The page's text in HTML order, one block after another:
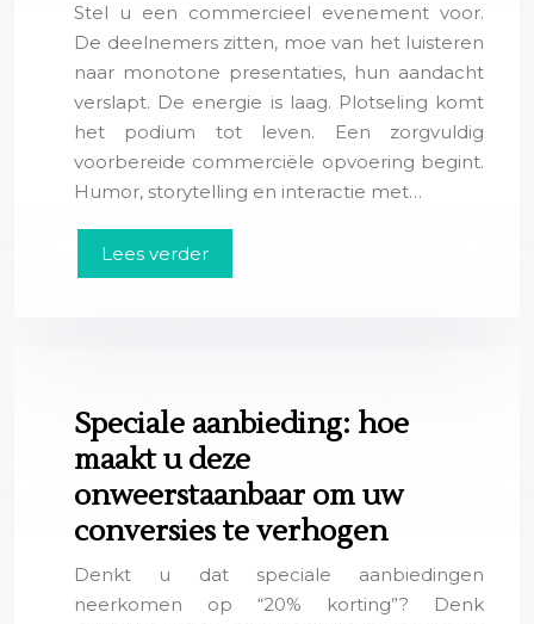
Stel u een commercieel evenement voor.
De deelnemers zitten, moe van het luisteren
naar monotone presentaties, hun aandacht
verslapt. De energie is laag. Plotseling komt
het podium tot leven. Een zorgvuldig
voorbereide commerciële opvoering begint.
Humor, storytelling en interactie met…
Lees verder
Speciale aanbieding: hoe
maakt u deze
onweerstaanbaar om uw
conversies te verhogen
Denkt u dat speciale aanbiedingen
neerkomen op “20% korting”? Denk